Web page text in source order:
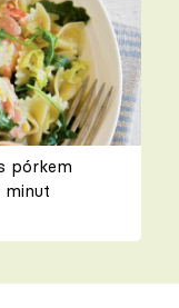
pórkem
minut